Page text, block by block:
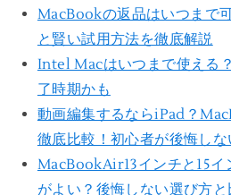
MacBookの返品はいつまで
と賢い試用方法を徹底解説
Intel Macはいつまで使える
了時期かも
動画編集するならiPad？
徹底比較！初心者が後悔し
MacBookAir13インチと15イ
がよい？後悔しない選び方